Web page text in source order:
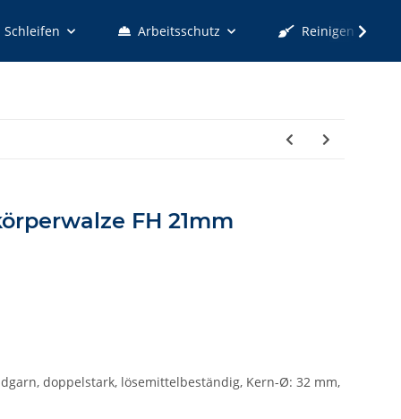
Schleifen Arbeitsschutz Reinigen
FH 21mm
doppelstark, lösemittelbeständig, Kern-Ø: 32 mm,